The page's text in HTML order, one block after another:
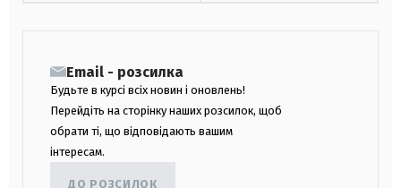
Email - розсилка
Будьте в курсі всіх новин і оновлень!
Перейдіть на сторінку наших розсилок, щоб
обрати ті, що відповідають вашим
інтересам.
ДО РОЗСИЛОК